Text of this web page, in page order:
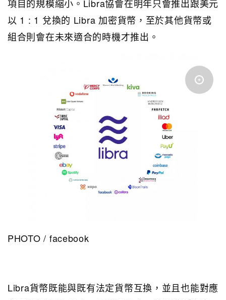
項目的規模縮小。Libra協會在明年只會推出跟美元
以 1 : 1 兌換的 Libra 加密貨幣，至於其他貨幣或
組合則會在未來適合的時機才推出。
PHOTO / facebook
Libra貨幣既能與既有法定貨幣互換，並且也能對應